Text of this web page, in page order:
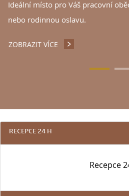
Ideální místo pro Váš pracovní
nebo rodinnou oslavu.
ZOBRAZIT VÍCE RESTAURACE ATRIUM
3 DŮVODY PROČ SE
RECEPCE 24 H
Recepce